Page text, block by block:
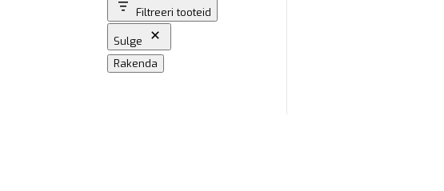
Filtreeri tooteid
Sulge
Rakenda